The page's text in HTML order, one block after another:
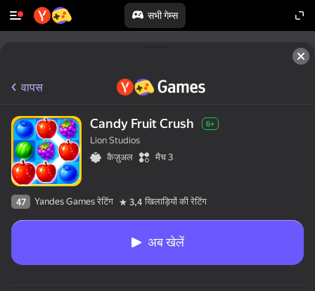
सभी गेम्स
वापस
Candy Fruit Crush 6+
Lion Studios
कैज़ुअल
मैच 3
47 Yandes Games रेटिंग 3,4 खिलाड़ियों की रेटिंग
अब खेलें